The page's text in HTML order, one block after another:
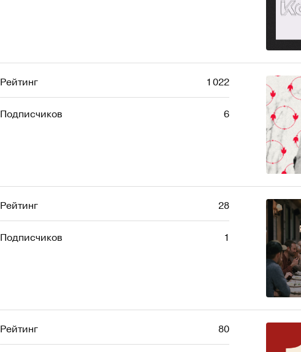
Рейтинг 1 022
Подписчиков 6
Рейтинг 28
Подписчиков 1
Рейтинг 80